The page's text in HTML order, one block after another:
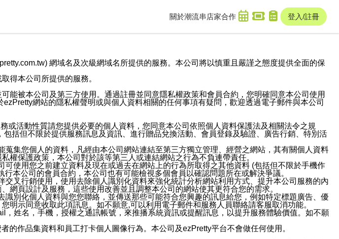
關於潮流串 店家合作 登入/註冊
網域名及次級網域名所提供的服務。本公司將以慎重且嚴謹之態度提供全面的保
得本公司所提供的服務。
能被本公司及第三方使用。通過註冊並同意隱私權政策和會員合約，您明確同意本公司使用
網站的隱私權聲明或與個人資料相關的任何事項有疑問，歡迎透過電子郵件與本公司
活動性質請您提供必要的個人資料，您同意本公司依照個人資料保護法及相關法令之規
括但不限於提供服務訊息及資訊、進行贈品兌換活動、會員登錄及驗證、廣告行銷、特別活
集您個人的資料，凡經由本公司網站連結至第三方獨立管理、經營之網站，其有關個人資料
權保護政策，本公司對於該等第三人或連結網站之行為不負連帶責任。
使用您之前建立資料及現在或過去在網站上的行為所取得之其他資料 (包括但不限於手機作
本公司的會員合約，本公司也有可能檢視多個會員以確認問題所在或解決爭議。
叉行銷使用，使用去除個人識別化資料來強化統計分析網站利用方式、提升本公司服務的內
頁設計及服務，這些使用改善並且調整本公司的網站使其更符合您的需求。
別化個人資料與您您聯絡，並傳送那些可能符合您興趣的訊息給您，例如特定標題廣告、優
示同意收取此項訊息。如不願意,可以利用電子郵件和服務人員聯絡請客服取消功能。
姓名，手機，授權之通訊帳號，來推播系統資訊或提醒訊息，以提升服務體驗價值。如不願
作品集資料和員工打卡個人圖像行為。本公司及ezPretty平台不會做任何使用。